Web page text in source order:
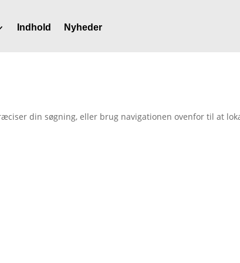
Indhold Nyheder
din søgning, eller brug navigationen ovenfor til at